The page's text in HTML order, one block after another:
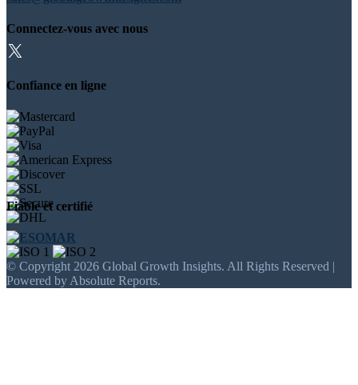
Connectez-vous avec nous
Confiance en ligne
Fiable et certifié
© Copyright 2026 Global Growth Insights. All Rights Reserved |
Powered by Absolute Reports.